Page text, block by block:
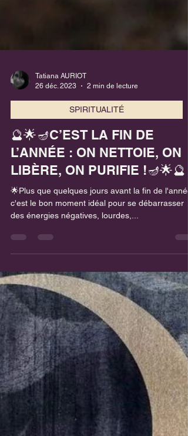
Tatiana AURIOT
26 déc. 2023
2 min de lecture
SPIRITUALITÉ
🔮🌟🪔C’EST LA FIN DE
L’ANNÉE : ON NETTOIE, ON
des énergies négatives, lourdes,...